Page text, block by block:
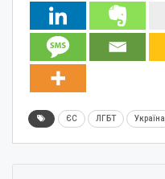
ЄС ЛГБТ Україна